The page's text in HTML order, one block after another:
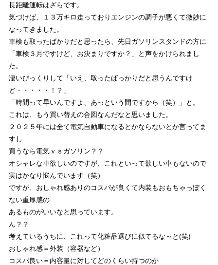
長距離運転はざらです。
気づけば、１３万キロ走っておりエンジンの調子が悪くて微妙に
なってきました。
車検も取ったばかりだと思ったら、先日ガソリンスタンドの方に
「車検３月ですけど、お決まりですか？」と声をかけられまし
た。
凄いびっくりして「いえ、取ったばっかりだと思うんですけ
ど・・・・・！？」
「時間って早いんですよ、あっという間ですから（笑）」と。
これは、もう買い替えの合図なんだなと思いました。
２０２５年には全て電気自動車になるとかならないとか言ってま
すし
買うなら電気ｖｓガソリン？？
オシャレな車欲しいのですが、これといって欲しい車もないので
実はかなり悩んでいます（笑）
ですが、おしゃれ感ありのコスパが良くて内装もおもちゃっぽく
ない重厚感の
あるものがいいなと思っています。
ん？？
考えているうちに、これって化粧品選びに似てるな～と(笑)
おしゃれ感＝外装（容器など）
コスパ良い＝内容量に対してどのくらい持つのか